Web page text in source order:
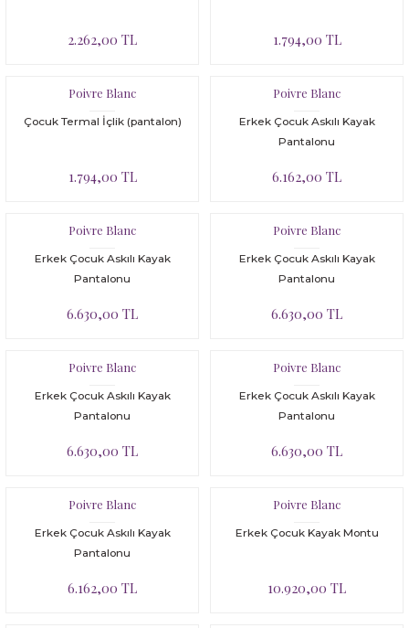
2.262,00 TL 1.794,00 TL
Poivre Blanc
Çocuk Termal İçlik (pantalon)
1.794,00 TL
Poivre Blanc
Erkek Çocuk Askılı Kayak
Pantalonu
6.162,00 TL
Poivre Blanc
Erkek Çocuk Askılı Kayak
Pantalonu
6.630,00 TL
Poivre Blanc
Erkek Çocuk Askılı Kayak
Pantalonu
6.630,00 TL
Poivre Blanc
Erkek Çocuk Askılı Kayak
Pantalonu
6.630,00 TL
Poivre Blanc
Erkek Çocuk Askılı Kayak
Pantalonu
6.630,00 TL
Poivre Blanc
Erkek Çocuk Askılı Kayak
Pantalonu
6.162,00 TL
Poivre Blanc
Erkek Çocuk Kayak Montu
10.920,00 TL